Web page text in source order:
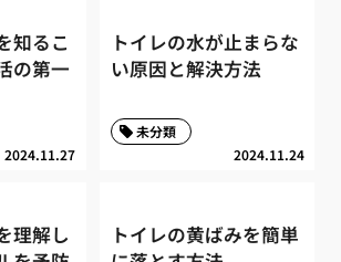
知るこ
の第一
2024.11.27
トイレの水が止まらな
い原因と解決方法
2024.11.24
未分類
理解し
トイレの黄ばみを簡単